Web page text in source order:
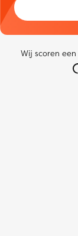
Wij scoren een